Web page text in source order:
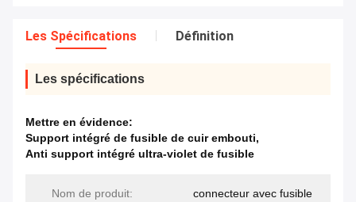
Les Spécifications Définition
Les spécifications
Mettre en évidence:
Support intégré de fusible de cuir embouti,
Anti support intégré ultra-violet de fusible
Nom de produit: connecteur avec fusible